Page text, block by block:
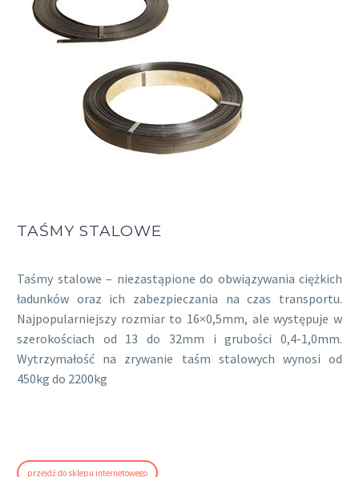
TAŚMY STALOWE
Taśmy stalowe – niezastąpione do obwiązywania ciężkich
ładunków oraz ich zabezpieczania na czas transportu.
Najpopularniejszy rozmiar to 16×0,5mm, ale występuje w
szerokościach od 13 do 32mm i grubości 0,4-1,0mm.
Wytrzymałość na zrywanie taśm stalowych wynosi od
450kg do 2200kg
przejdź do sklepu internetowego